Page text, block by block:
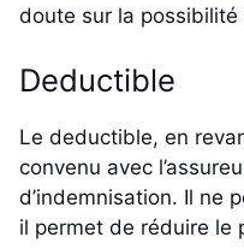
doute sur la possibilité
Deductible
Le deductible, en
convenu avec
d’indemnisation. Il ne
il permet de réduire le